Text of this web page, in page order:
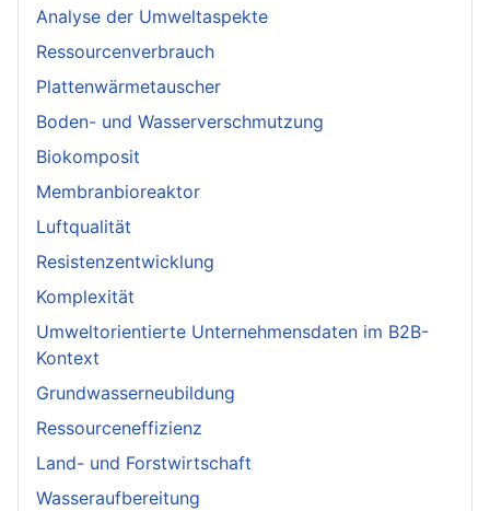
Analyse der Umweltaspekte
Ressourcenverbrauch
Plattenwärmetauscher
Boden- und Wasserverschmutzung
Biokomposit
Membranbioreaktor
Luftqualität
Resistenzentwicklung
Komplexität
Umweltorientierte Unternehmensdaten im B2B-
Kontext
Grundwasserneubildung
Ressourceneffizienz
Land- und Forstwirtschaft
Wasseraufbereitung